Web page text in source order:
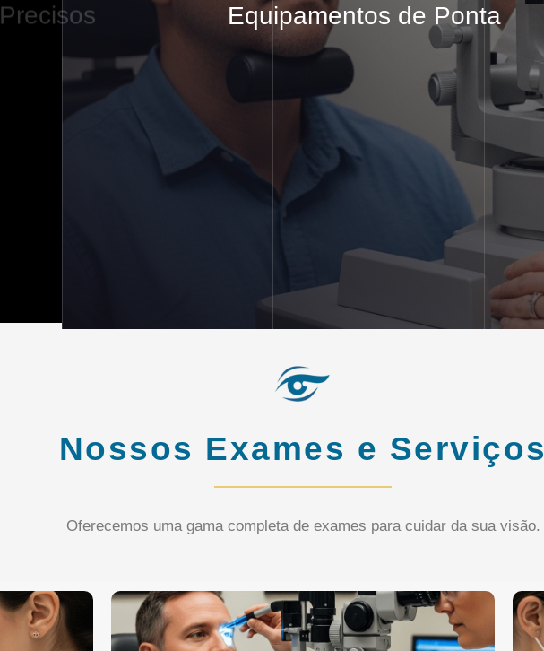
Precisos Equipamentos de Ponta
Nossos Exames e Serviços
Oferecemos uma gama completa de exames para cuidar da sua visão.